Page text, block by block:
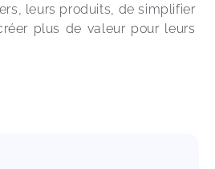
leurs produits, de simplifier
plus de valeur pour leurs